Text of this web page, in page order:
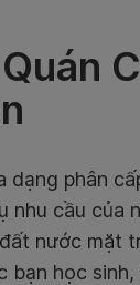
dạng phân
nhu cầu của
nước mặt
học